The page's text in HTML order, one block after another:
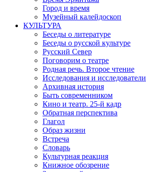
Город и время
Музейный калейдоскоп
КУЛЬТУРА
Беседы о литературе
Беседы о русской культуре
Русский Север
Поговорим о театре
Родная речь. Второе чтение
Исследования и исследователи
Архивная история
Быть современником
Кино и театр. 25-й кадр
Обратная перспектива
Глагол
Образ жизни
Встреча
Словарь
Культурная реакция
Книжное обозрение